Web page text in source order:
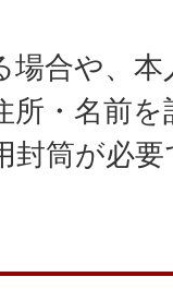
場合や、
所・名前
封筒が必